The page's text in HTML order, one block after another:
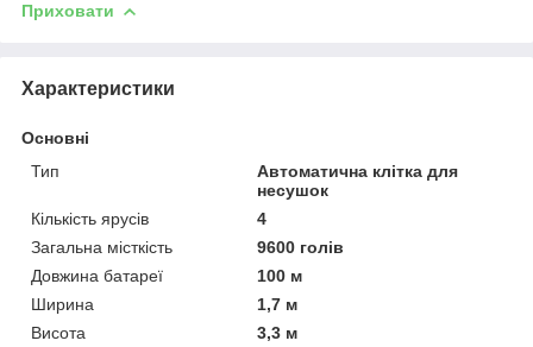
Приховати
Характеристики
Основні
Тип
Автоматична клітка для
несушок
Кількість ярусів
4
Загальна місткість
9600 голів
Довжина батареї
100 м
Ширина
1,7 м
Висота
3,3 м